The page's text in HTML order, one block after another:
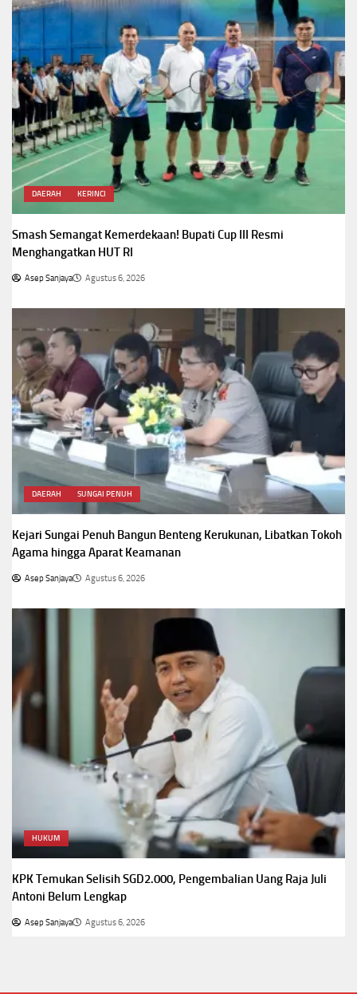
DAERAH KERINCI
Smash Semangat Kemerdekaan! Bupati Cup III Resmi
Menghangatkan HUT RI
Asep Sanjaya Agustus 6, 2026
DAERAH SUNGAI PENUH
Kejari Sungai Penuh Bangun Benteng Kerukunan, Libatkan Tokoh
Agama hingga Aparat Keamanan
Asep Sanjaya Agustus 6, 2026
HUKUM
KPK Temukan Selisih SGD2.000, Pengembalian Uang Raja Juli
Antoni Belum Lengkap
Asep Sanjaya Agustus 6, 2026